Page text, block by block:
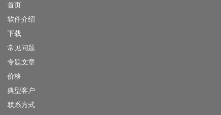
首页
软件介绍
下载
常见问题
专题文章
价格
典型客户
联系方式